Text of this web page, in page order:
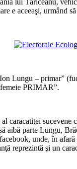
e aceeaşi, urmând
Lungu – primar”
femeie PRIMAR”.
caracatiţei
aibă parte Lungu,
unde, în
reprezintă şi un